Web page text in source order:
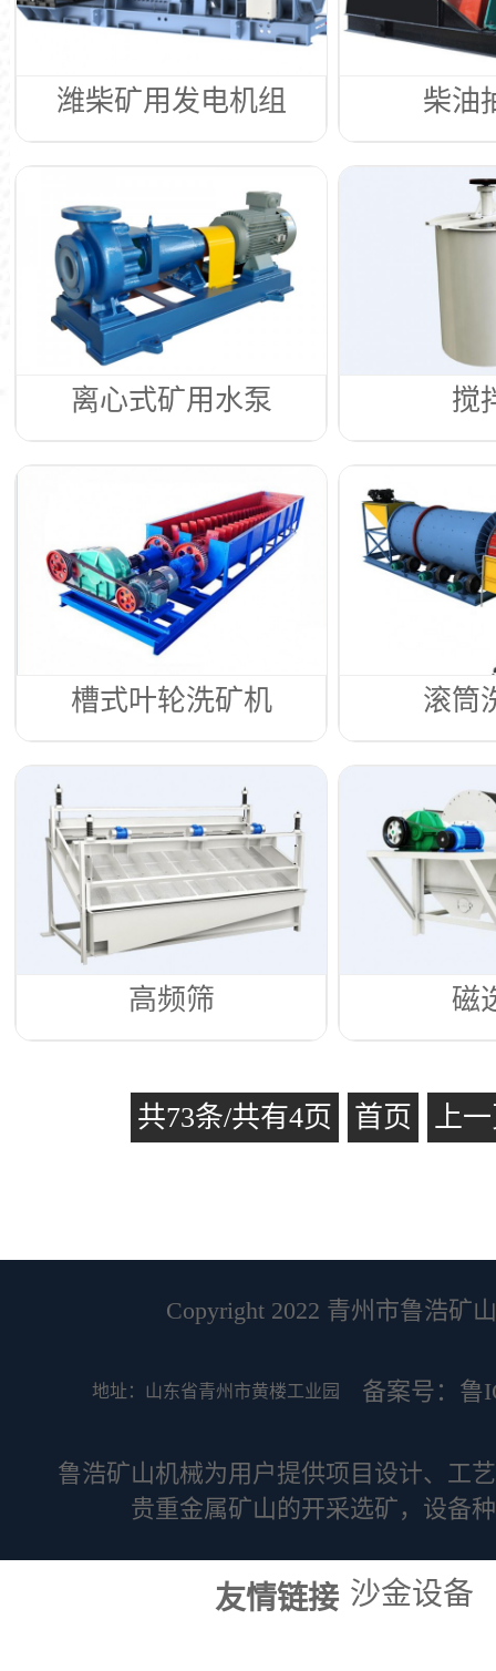
潍柴矿用发电机组 柴油
离心式矿用水泵 搅
槽式叶轮洗矿机 滚筒
高频筛 磁
共73条/共有4页 首页 上
Copyright 2022 青州市鲁浩矿
地址：山东省青州市黄楼工业园 备案号：鲁
鲁浩矿山机械为用户提供项目设计、工
贵重金属矿山的开采选矿，设备
友情链接 沙金设备